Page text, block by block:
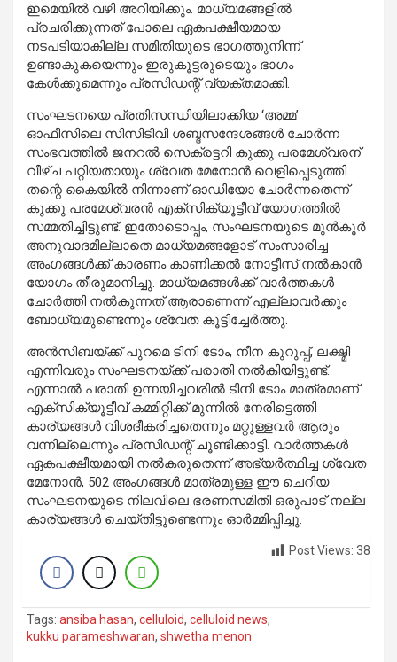
ഇമെയിൽ വഴി അറിയിക്കും. മാധ്യമങ്ങളിൽ
പ്രചരിക്കുന്നത് പോലെ ഏകപക്ഷീയമായ
നടപടിയാകില്ല സമിതിയുടെ ഭാഗത്തുനിന്ന്
ഉണ്ടാകുകയെന്നും ഇരുകൂട്ടരുടെയും ഭാഗം
കേൾക്കുമെന്നും പ്രസിഡന്റ് വ്യക്തമാക്കി.
സംഘടനയെ പ്രതിസന്ധിയിലാക്കിയ ‘അമ്മ’
ഓഫീസിലെ സിസിടിവി ശബ്ദസന്ദേശങ്ങൾ ചോർന്ന
സംഭവത്തിൽ ജനറൽ സെക്രട്ടറി കുക്കു പരമേശ്വരന്
വീഴ്ച പറ്റിയതായും ശ്വേത മേനോൻ വെളിപ്പെടുത്തി.
തന്റെ കൈയിൽ നിന്നാണ് ഓഡിയോ ചോർന്നതെന്ന്
കുക്കു പരമേശ്വരൻ എക്സിക്യൂട്ടീവ് യോഗത്തിൽ
സമ്മതിച്ചിട്ടുണ്ട്. ഇതോടൊപ്പം, സംഘടനയുടെ മുൻകൂർ
അനുവാദമില്ലാതെ മാധ്യമങ്ങളോട് സംസാരിച്ച
അംഗങ്ങൾക്ക് കാരണം കാണിക്കൽ നോട്ടീസ് നൽകാൻ
യോഗം തീരുമാനിച്ചു. മാധ്യമങ്ങൾക്ക് വാർത്തകൾ
ചോർത്തി നൽകുന്നത് ആരാണെന്ന് എല്ലാവർക്കും
ബോധ്യമുണ്ടെന്നും ശ്വേത കൂട്ടിച്ചേർത്തു.
അൻസിബയ്ക്ക് പുറമെ ടിനി ടോം, നീന കുറുപ്പ്, ലക്ഷ്മി
എന്നിവരും സംഘടനയ്ക്ക് പരാതി നൽകിയിട്ടുണ്ട്.
എന്നാൽ പരാതി ഉന്നയിച്ചവരിൽ ടിനി ടോം മാത്രമാണ്
എക്സിക്യൂട്ടീവ് കമ്മിറ്റിക്ക് മുന്നിൽ നേരിട്ടെത്തി
കാര്യങ്ങൾ വിശദീകരിച്ചതെന്നും മറ്റുള്ളവർ ആരും
വന്നില്ലെന്നും പ്രസിഡന്റ് ചൂണ്ടിക്കാട്ടി. വാർത്തകൾ
ഏകപക്ഷീയമായി നൽകരുതെന്ന് അഭ്യർത്ഥിച്ച ശ്വേത
മേനോൻ, 502 അംഗങ്ങൾ മാത്രമുള്ള ഈ ചെറിയ
സംഘടനയുടെ നിലവിലെ ഭരണസമിതി ഒരുപാട് നല്ല
കാര്യങ്ങൾ ചെയ്തിട്ടുണ്ടെന്നും ഓർമ്മിപ്പിച്ചു.
Post Views: 38
Tags: ansiba hasan, celluloid, celluloid news,
kukku parameshwaran, shwetha menon